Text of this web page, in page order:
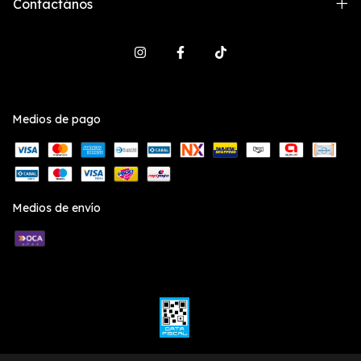
Contactános
Medios de pago
Medios de envío